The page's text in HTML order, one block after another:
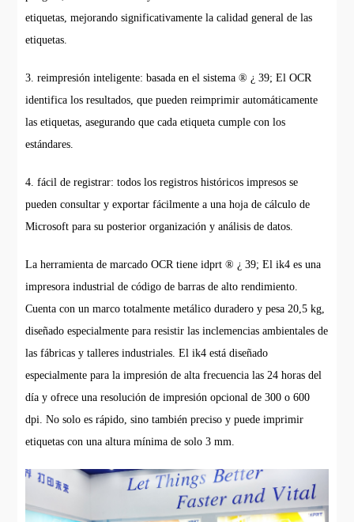
etiquetas, mejorando significativamente la calidad general de las
etiquetas.
3. reimpresión inteligente: basada en el sistema ® ¿ 39; El OCR
identifica los resultados, que pueden reimprimir automáticamente
las etiquetas, asegurando que cada etiqueta cumple con los
estándares.
4. fácil de registrar: todos los registros históricos impresos se
pueden consultar y exportar fácilmente a una hoja de cálculo de
Microsoft para su posterior organización y análisis de datos.
La herramienta de marcado OCR tiene idprt ® ¿ 39; El ik4 es una
impresora industrial de código de barras de alto rendimiento.
Cuenta con un marco totalmente metálico duradero y pesa 20,5 kg,
diseñado especialmente para resistir las inclemencias ambientales de
las fábricas y talleres industriales. El ik4 está diseñado
especialmente para la impresión de alta frecuencia las 24 horas del
día y ofrece una resolución de impresión opcional de 300 o 600
dpi. No solo es rápido, sino también preciso y puede imprimir
etiquetas con una altura mínima de solo 3 mm.